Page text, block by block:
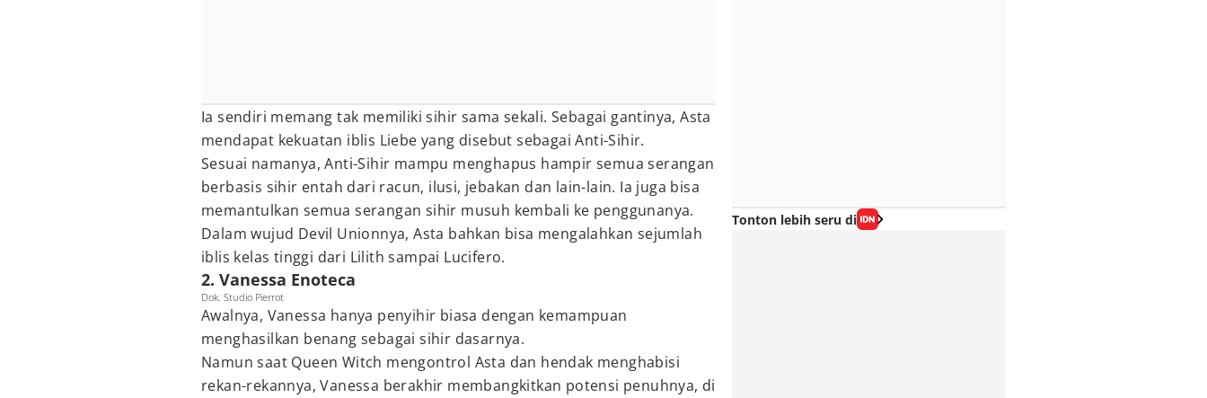
Ia sendiri memang tak memiliki sihir sama sekali. Sebagai gantinya, Asta
mendapat kekuatan iblis Liebe yang disebut sebagai Anti-Sihir.
Sesuai namanya, Anti-Sihir mampu menghapus hampir semua serangan
berbasis sihir entah dari racun, ilusi, jebakan dan lain-lain. Ia juga bisa
memantulkan semua serangan sihir musuh kembali ke penggunanya.
Dalam wujud Devil Unionnya, Asta bahkan bisa mengalahkan sejumlah
iblis kelas tinggi dari Lilith sampai Lucifero.
2. Vanessa Enoteca
Dok. Studio Pierrot
Awalnya, Vanessa hanya penyihir biasa dengan kemampuan
menghasilkan benang sebagai sihir dasarnya.
Namun saat Queen Witch mengontrol Asta dan hendak menghabisi
rekan-rekannya, Vanessa berakhir membangkitkan potensi penuhnya, di
Tonton lebih seru di